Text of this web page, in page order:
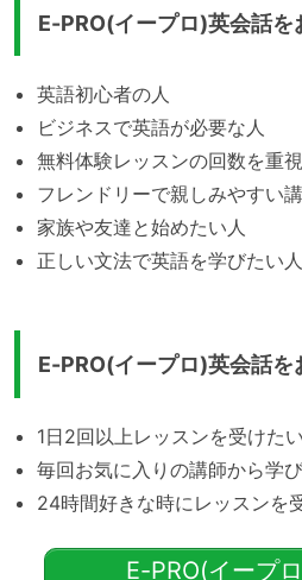
E-PRO(イープロ)英会話を
英語初心者の人
ビジネスで英語が必要な人
無料体験レッスンの回数を重
フレンドリーで親しみやすい
家族や友達と始めたい人
正しい文法で英語を学びたい人
E-PRO(イープロ)英会話を
1日2回以上レッスンを受けた
毎回お気に入りの講師から学
24時間好きな時にレッスンを
E-PRO(イープ